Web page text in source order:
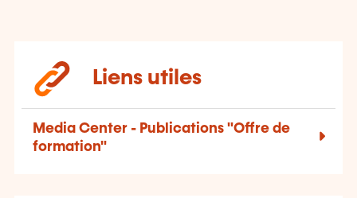
Liens utiles
Media Center - Publications "Offre de
formation"